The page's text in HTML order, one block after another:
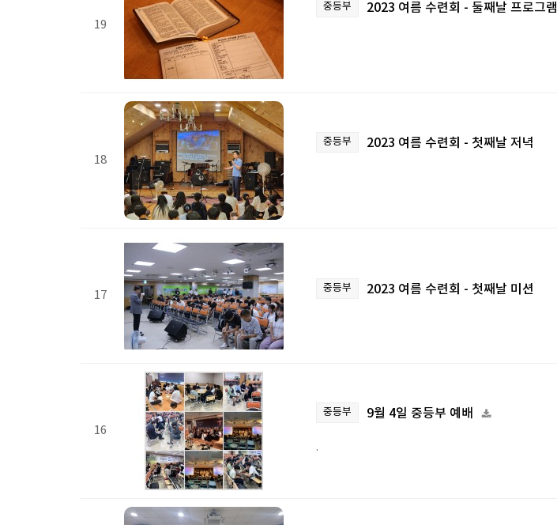
19
중등부 2023 여름 수련회 - 둘째날 프로그램
18
중등부 2023 여름 수련회 - 첫째날 저녁
17
중등부 2023 여름 수련회 - 첫째날 미션
16
중등부 9월 4일 중등부 예배
.